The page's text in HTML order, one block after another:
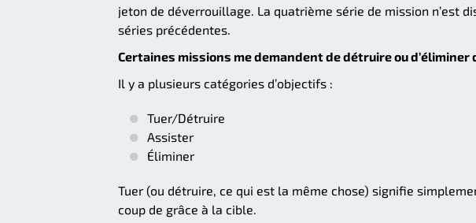
jeton de déverrouillage. La quatrième série de mission n’est
séries précédentes.
Certaines missions me demandent de détruire ou d’éliminer
Il y a plusieurs catégories d’objectifs :
Tuer/Détruire
Assister
Éliminer
Tuer (ou détruire, ce qui est la même chose) signifie
coup de grâce à la cible.